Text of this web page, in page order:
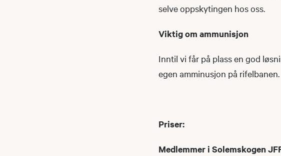
selve oppskytingen hos oss.
Viktig om ammunisjon
Inntil vi får på plass en god
egen amminusjon på rifelbanen.
Priser:
Medlemmer i Solemskogen